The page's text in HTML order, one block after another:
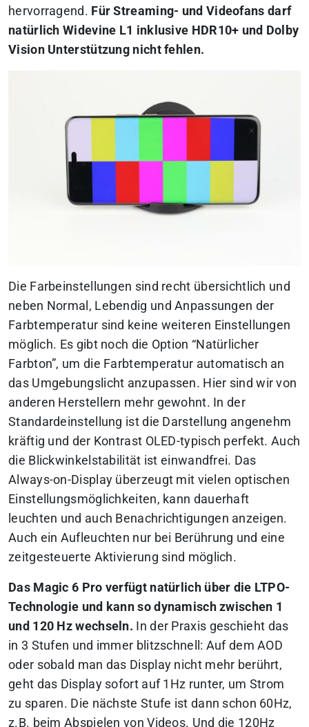
hervorragend. Für Streaming- und Videofans darf
natürlich Widevine L1 inklusive HDR10+ und Dolby
Vision Unterstützung nicht fehlen.
Die Farbeinstellungen sind recht übersichtlich und
neben Normal, Lebendig und Anpassungen der
Farbtemperatur sind keine weiteren Einstellungen
möglich. Es gibt noch die Option “Natürlicher
Farbton”, um die Farbtemperatur automatisch an
das Umgebungslicht anzupassen. Hier sind wir von
anderen Herstellern mehr gewohnt. In der
Standardeinstellung ist die Darstellung angenehm
kräftig und der Kontrast OLED-typisch perfekt. Auch
die Blickwinkelstabilität ist einwandfrei. Das
Always-on-Display überzeugt mit vielen optischen
Einstellungsmöglichkeiten, kann dauerhaft
leuchten und auch Benachrichtigungen anzeigen.
Auch ein Aufleuchten nur bei Berührung und eine
zeitgesteuerte Aktivierung sind möglich.
Das Magic 6 Pro verfügt natürlich über die LTPO-
Technologie und kann so dynamisch zwischen 1
und 120 Hz wechseln. In der Praxis geschieht das
in 3 Stufen und immer blitzschnell: Auf dem AOD
oder sobald man das Display nicht mehr berührt,
geht das Display sofort auf 1Hz runter, um Strom
zu sparen. Die nächste Stufe ist dann schon 60Hz,
z.B. beim Abspielen von Videos. Und die 120Hz